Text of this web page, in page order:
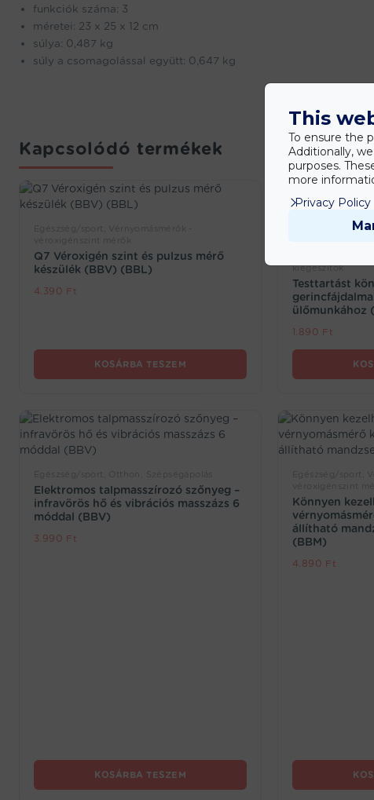
funkciók száma: 3
méretei: 23 x 25 x 12 cm
súlya: 0,487 kg
súly a csomagolással együtt: 0,647 kg
Kapcsolódó termékek
Q7 Véroxigén szint és pulzus mérő
készülék (BBV) (BBL)
4.390 Ft
KOSÁRBA TESZEM
kiegészítők
Testtartást
ülőmunkához
1.890 Ft
Elektromos talpmasszírozó szőnyeg –
infravörös hő és vibrációs masszázs 6
móddal (BBV)
3.990 Ft
KOSÁRBA TESZEM
Könnyen
állítható
(BBM)
4.890 Ft
This
To ensure the
Additionally,
purposes.
more
Privacy Policy